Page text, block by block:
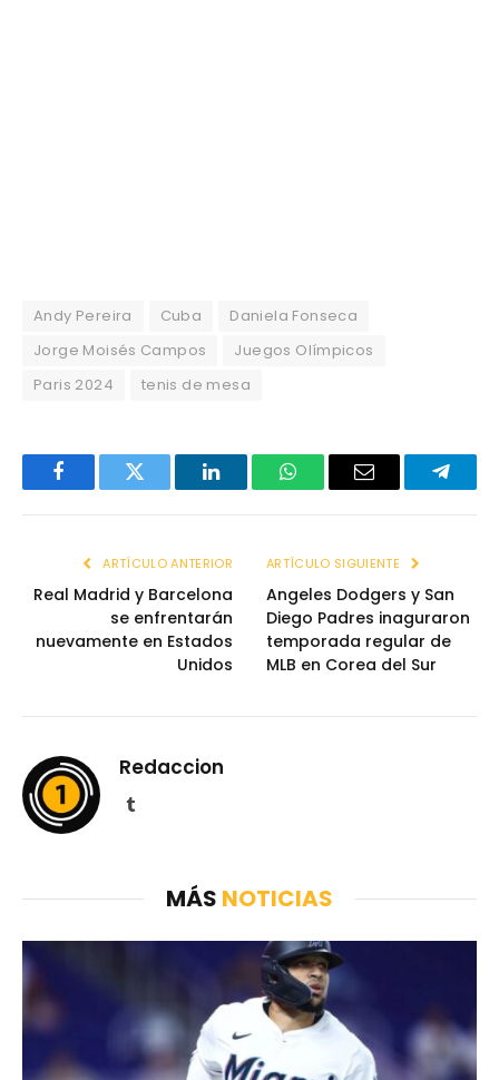
Andy Pereira Cuba
Daniela Fonseca
Jorge Moisés Campos
Juegos Olímpicos
Paris 2024
tenis de mesa
FacebookTwitter LinkedInWhatsAppEmail
ARTÍCULO ANTERIOR
Real Madrid y Barcelona
se enfrentarán
nuevamente en Estados
Unidos
ARTÍCULO SIGUIENTE
Angeles Dodgers y San
Diego Padres inaguraron
temporada regular de
MLB en Corea del Sur
Redaccion
Tumblr
MÁS NOTICIAS